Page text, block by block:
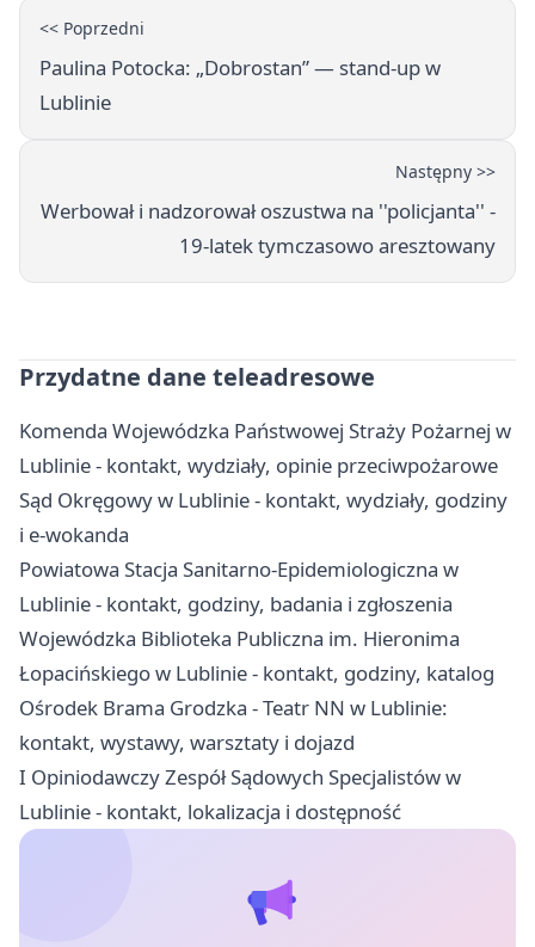
<< Poprzedni
Paulina Potocka: „Dobrostan” — stand-up w
Lublinie
Następny >>
Werbował i nadzorował oszustwa na ''policjanta'' -
19-latek tymczasowo aresztowany
Przydatne dane teleadresowe
Komenda Wojewódzka Państwowej Straży Pożarnej w
Lublinie - kontakt, wydziały, opinie przeciwpożarowe
Sąd Okręgowy w Lublinie - kontakt, wydziały, godziny
i e-wokanda
Powiatowa Stacja Sanitarno-Epidemiologiczna w
Lublinie - kontakt, godziny, badania i zgłoszenia
Wojewódzka Biblioteka Publiczna im. Hieronima
Łopacińskiego w Lublinie - kontakt, godziny, katalog
Ośrodek Brama Grodzka - Teatr NN w Lublinie:
kontakt, wystawy, warsztaty i dojazd
I Opiniodawczy Zespół Sądowych Specjalistów w
Lublinie - kontakt, lokalizacja i dostępność